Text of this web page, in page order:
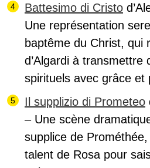
Battesimo di Cristo
Une représentation
baptême du Christ, qui
d’Algardi à transmettre
spirituels avec grâce et
Il supplizio di Prometeo
– Une scène
supplice de
talent de Rosa pour